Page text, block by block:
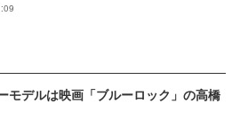
モデルは映画「ブルーロック」の高橋